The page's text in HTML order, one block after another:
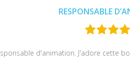
RESPONSABLE
d'animation. J'adore cette